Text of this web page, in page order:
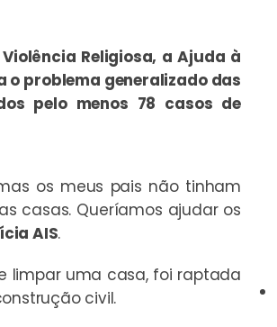
Religiosa, a Ajuda à
problema generalizado das
pelo menos 78 casos de
os meus pais não tinham
casas. Queríamos ajudar os
AIS.
limpar uma casa, foi raptada
civil.